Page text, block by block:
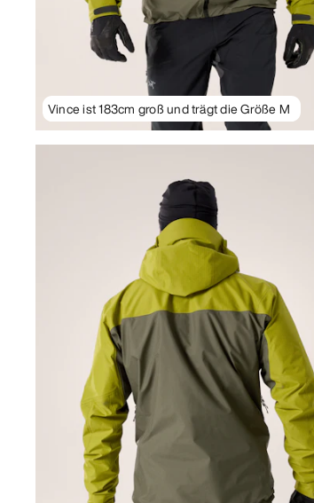
Vince ist 183cm groß und trägt die Größe M